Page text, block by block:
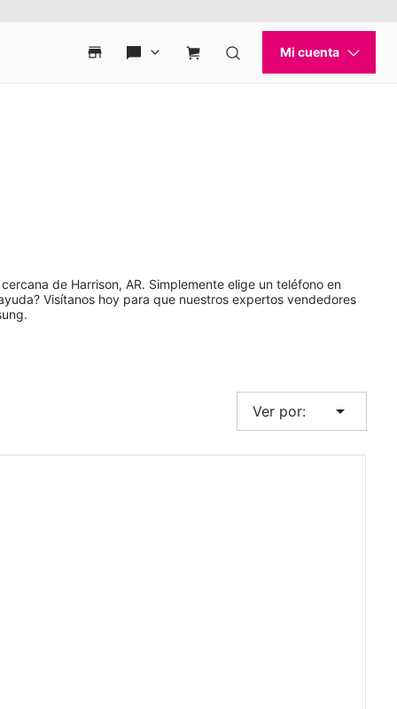
de Harrison, AR. Simplemente elige un teléfono en
Visítanos hoy para que nuestros expertos vendedores
Ver por: arrow_drop_down